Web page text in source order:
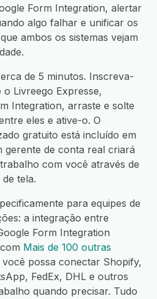
Form Integration, alertar
algo falhar e unificar os
ambos os sistemas vejam
de 5 minutos. Inscreva-
Livreego Expresse,
Integration, arraste e solte
eles e ative-o. O
gratuito está incluído em
de conta real criará
com você através de
tela.
para equipes de
a integração entre
Form Integration
Mais de 100 outras
possa conectar Shopify,
FedEx, DHL e outros
quando precisar. Tudo